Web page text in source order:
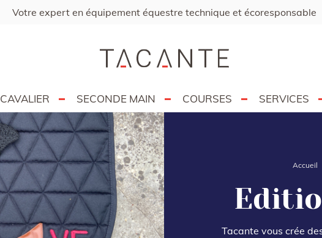
Votre expert en équipement équestre technique et écoresponsable
CAVALIER SECONDE MAIN COURSES SERVICES
Accueil
Tacante vous crée